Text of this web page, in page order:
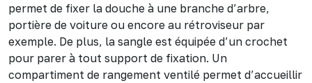
permet de fixer la douche à une branche d’arbre,
portière de voiture ou encore au rétroviseur par
exemple. De plus, la sangle est équipée d’un crochet
pour parer à tout support de fixation. Un
compartiment de rangement ventilé permet d’accueillir